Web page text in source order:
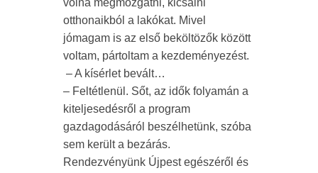
volna megmozgatni, kicsalni
otthonaikból a lakókat. Mivel
jómagam is az első beköltözők között
voltam, pártoltam a kezdeményezést.
– A kísérlet bevált…
– Feltétlenül. Sőt, az idők folyamán a
kiteljesedésről a program
gazdagodásáról beszélhetünk, szóba
sem került a bezárás.
Rendezvényünk Újpest egészéről és